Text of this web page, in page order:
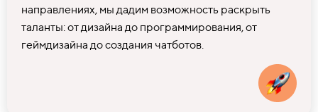
направлениях, мы дадим возможность раскрыть
таланты: от дизайна до программирования, от
геймдизайна до создания чатботов.